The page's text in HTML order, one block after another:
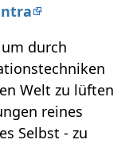
durch
Welt zu lüften
reines
Selbst - zu